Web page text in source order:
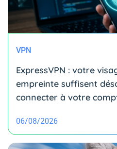
VPN
ExpressVPN : votre
empreinte suffisent
connecter à votre
06/08/2026